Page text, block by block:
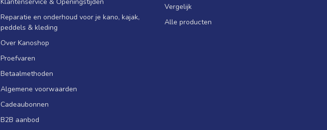
Reparatie en onderhoud voor je kano, kajak,
peddels & kleding
Over Kanoshop
Proefvaren
Betaalmethoden
Algemene voorwaarden
Cadeaubonnen
B2B aanbod
Vergelijk
Alle producten